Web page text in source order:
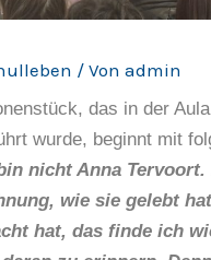
/ Vonadmin
das in der
wurde, beginnt mit
nicht Anna Tervoort.
wie sie gelebt
hat, das finde ich